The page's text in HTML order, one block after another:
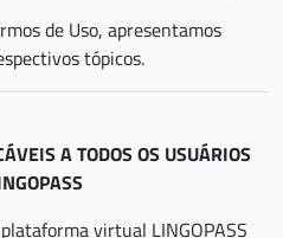
de Uso, apresentamos
tópicos.
A TODOS OS USUÁRIOS
virtual LINGOPASS